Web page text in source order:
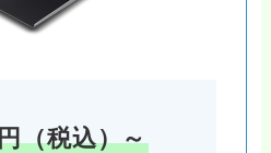
（税込）～